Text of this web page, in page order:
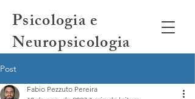
Psicologia e
Neuropsicologia
Post
Fabio Pezzuto Pereira